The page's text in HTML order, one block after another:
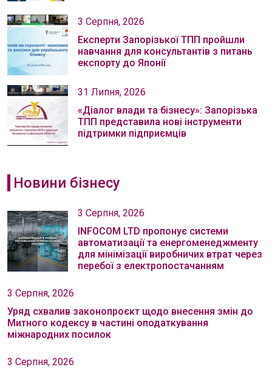
3 Серпня, 2026
Експерти Запорізької ТПП пройшли
навчання для консультантів з питань
експорту до Японії
31 Липня, 2026
«Діалог влади та бізнесу»: Запорізька
ТПП представила нові інструменти
підтримки підприємців
Новини бізнесу
3 Серпня, 2026
INFOCOM LTD пропонує системи
автоматизації та енергоменеджменту
для мінімізації виробничих втрат через
перебої з електропостачанням
3 Серпня, 2026
Уряд схвалив законопроєкт щодо внесення змін до
Митного кодексу в частині оподаткування
міжнародних посилок
3 Серпня, 2026